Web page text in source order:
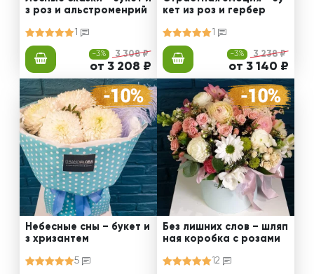
з роз и альстроменрий
1
-3% 3 308 ₽
от 3 208 ₽
кет из роз и гербер
1
-3% 3 238 ₽
от 3 140 ₽
Небесные сны – букет и
з хризантем
5
Без лишних слов – шляп
ная коробка с розами
12